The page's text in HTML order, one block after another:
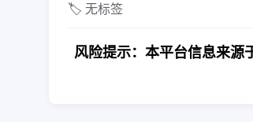
🏷️ 无标签
风险提示：本平台信息来源